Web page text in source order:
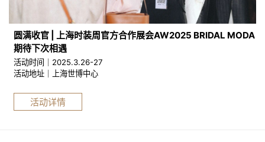
圆满收官 | 上海时装周官方合作展会AW2025 BRIDAL MODA
期待下次相遇
活动时间｜2025.3.26-27
活动地址｜上海世博中心
活动详情